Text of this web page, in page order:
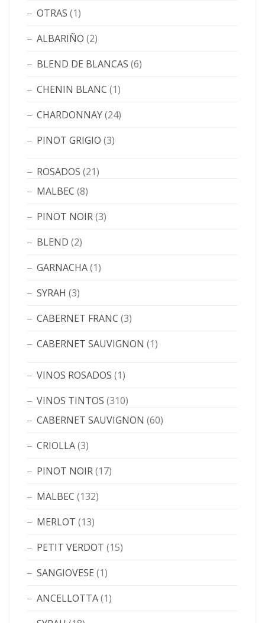
OTRAS (1)
ALBARIÑO (2)
BLEND DE BLANCAS (6)
CHENIN BLANC (1)
CHARDONNAY(24)
PINOT GRIGIO (3)
ROSADOS (21)
MALBEC (8)
PINOT NOIR(3)
BLEND (2)
GARNACHA(1)
SYRAH (3)
CABERNET FRANC (3)
CABERNET SAUVIGNON (1)
VINOS ROSADOS (1)
VINOS TINTOS (310)
CABERNET SAUVIGNON (60)
CRIOLLA(3)
PINOT NOIR(17)
MALBEC (132)
MERLOT (13)
PETIT VERDOT (15)
SANGIOVESE (1)
ANCELLOTTA(1)